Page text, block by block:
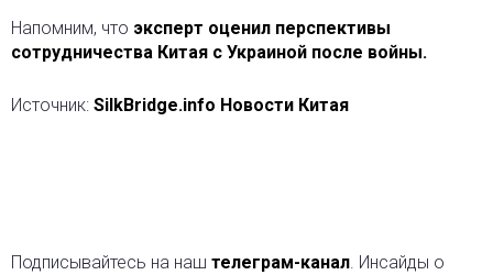
Напомним, что эксперт оценил перспективы
сотрудничества Китая с Украиной после войны.
Источник: SilkBridge.info Новости Китая
Подписывайтесь на наш телеграм-канал. Инсайды о